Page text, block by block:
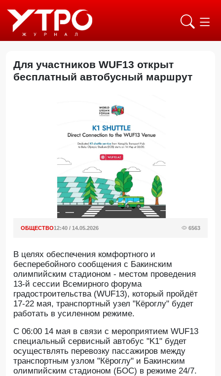
Для участников WUF13 открыт
бесплатный автобусный маршрут
ОБЩЕСТВО12:40 / 14.05.2026 6563
В целях обеспечения комфортного и
бесперебойного сообщения с Бакинским
олимпийским стадионом - местом проведения
13-й сессии Всемирного форума
градостроительства (WUF13), который пройдёт
17-22 мая, транспортный узел "Кёроглу" будет
работать в усиленном режиме.
С 06:00 14 мая в связи с мероприятием WUF13
специальный сервисный автобус "K1" будет
осуществлять перевозку пассажиров между
транспортным узлом "Кёроглу" и Бакинским
олимпийским стадионом (БОС) в режиме 24/7.